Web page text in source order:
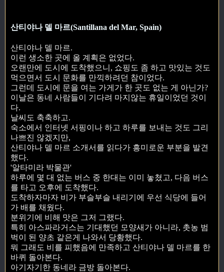
산티야나 델 마르(Santillana del Mar, Spain)
산티야나 델 마르.
이런 생소한 곳에 올 계획은 없었다.
오랜만에 도시에 도착했으니, 쇼핑도 좀 하고 맛있는 것도
먹으면서 도시 문화를 만끽하려던 참이었다.
그런데 도시에 문을 여는 가게가 한 곳도 없는 게 아닌가?
이날은 동네 사람들이 기다려 마지않는 휴일이었던 것이
다.
날씨도 축축하고.
숙소에서 인터넷 서핑이나 하고 하루를 보내는 것도 그리
나쁘진 않겠지만,
산티야나 델 마르 소개서를 읽다가 흥미로운 부분을 발견
했다.
'알타미라 박물관'
하루에 몇 대 없는 버스 중 한대는 이미 놓쳤고, 다음 버스
를 타고 오후에 도착했다.
도착하자마자 비가 부슬부슬 내리기에 우선 식당에 들어
가 배를 채웠다.
분위기에 비해 맛은 그저 그랬다.
특히 아스파라거스는 기대했던 모양새가 아니라, 촛농 범
벅이 된 양초 같은게 나와서 당황했다.
뭐 그래도 비를 피했음에 만족하고 산티야나 델 마르를 한
바퀴 돌아본다.
아기자기한 동네라 금방 돌아본다.